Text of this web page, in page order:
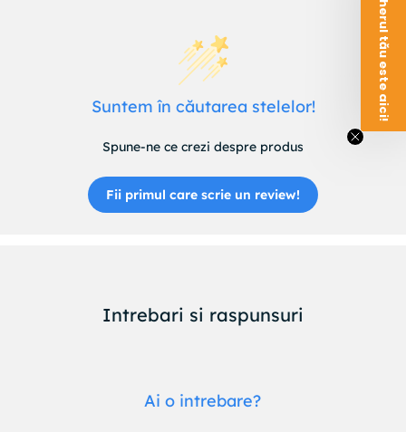
Suntem în căutarea stelelor!
Spune-ne ce crezi despre produs
Fii primul care scrie un review!
Intrebari si raspunsuri
Ai o intrebare?
Voucherul tău este aici!